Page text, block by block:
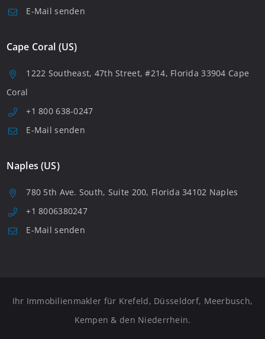
E-Mail senden
Cape Coral (US)
1222 Southeast, 47th Street, #214, Florida 33904 Cape
Coral
+1 800 638-0247
E-Mail senden
Naples (US)
780 5th Ave. South, Suite 200, Florida 34102 Naples
+1 8006380247
E-Mail senden
Ihr Immobilienmakler für Krefeld, Düsseldorf, Meerbusch,
Kempen & den Niederrhein.